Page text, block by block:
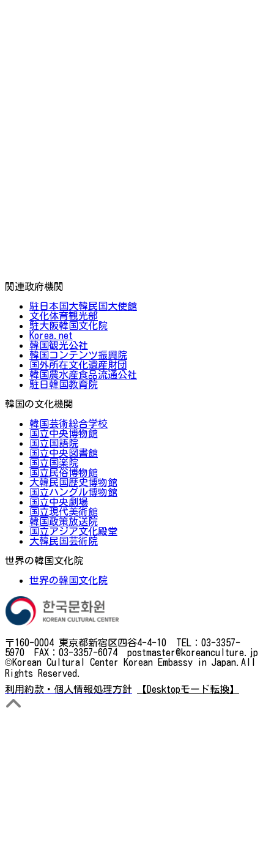
関連政府機関
駐日本国大韓民国大使館
文化体育観光部
駐大阪韓国文化院
Korea.net
韓国観光公社
韓国コンテンツ振興院
国外所在文化遺産財団
韓国農水産食品流通公社
駐日韓国教育院
韓国の文化機関
韓国芸術総合学校
国立中央博物館
国立国語院
国立中央図書館
国立国楽院
国立民俗博物館
大韓民国歴史博物館
国立ハングル博物館
国立中央劇場
国立現代美術館
韓国政策放送院
国立アジア文化殿堂
大韓民国芸術院
世界の韓国文化院
世界の韓国文化院
〒160-0004 東京都新宿区四谷4-4-10 TEL：03-3357-
5970 FAX：03-3357-6074 postmaster@koreanculture.jp
©Korean Cultural Center Korean Embassy in Japan.All
Rights Reserved.
利用約款・個人情報処理方針
【Desktopモード転換】